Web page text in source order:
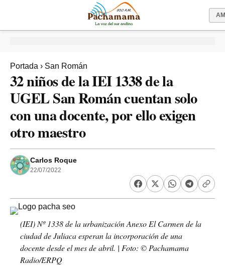
Portada › San Román
32 niños de la IEI 1338 de la
UGEL San Román cuentan solo
con una docente, por ello exigen
otro maestro
Carlos Roque
22/07/2022
(IEI) Nº 1338 de la urbanización Anexo El Carmen de la
ciudad de Juliaca esperan la incorporación de una
docente desde el mes de abril. | Foto: © Pachamama
Radio/ERPQ